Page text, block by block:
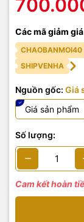
Các mã giảm
CHAOBANMOI40
SHIPVENHA
Nguồn gốc: Giá
Giá sản phẩm
Số lượng:
Cam kết hoàn